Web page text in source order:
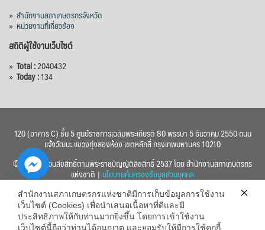
» สำนักงานสภาเกษตรกรจังหวัด
» หน่วยงานที่เกี่ยวข้อง
สถิติผู้ใช้งานเว็บไซต์
» Total :2040432
» Today :134
120 (อาคาร C) ชั้น 5 ศูนย์ราชการเฉลิมพระเกียรติ 80 พรรษา 5 ธันวาคม 2550 ถนน
แจ้งวัฒนะ แขวงทุ่งสองห้อง เขตหลักสี่ กรุงเทพมหานคร 10210
© 2560 สงวนลิขสิทธิ์ตามพระราชบัญญัติลิขสิทธิ์ 2537 โดย สำนักงานสภาเกษตรกร
แห่งชาติ | นโยบายคุ้มครองข้อมูลส่วนบุคคล
สำนักงานสภาเกษตรกรแห่งชาติมีการเก็บข้อมูลการใช้งาน
เว็บไซต์ (Cookies) เพื่อนำเสนอเนื้อหาที่ดีและมี
ประสิทธิภาพให้กับท่านมากยิ่งขึ้น โดยการเข้าใช้งาน
เว็บไซต์นี้ถือว่าท่านได้อนุญาต และยอมรับให้มีการใช้คุกกี้